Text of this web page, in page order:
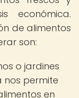
económica.
de alimentos
son:
o jardines
nos permite
en